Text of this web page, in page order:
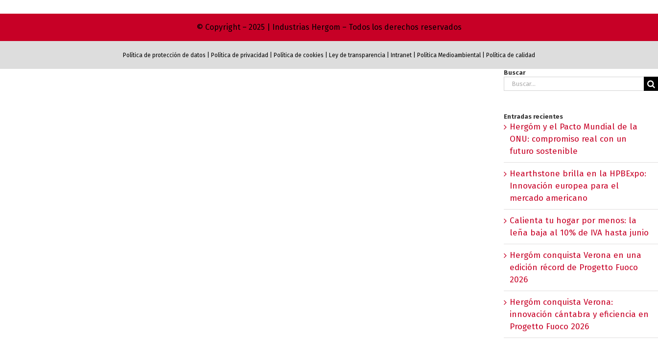
© Copyright – 2025 | Industrias Hergom – Todos los derechos reservados
Política de protección de datos Política de privacidad Política de cookies Ley de transparencia Intranet Política Medioambiental Política de calidad
Buscar
Buscar:
Entradas recientes
Hergóm y el Pacto Mundial de la
ONU: compromiso real con un
futuro sostenible
Hearthstone brilla en la HPBExpo:
Innovación europea para el
mercado americano
Calienta tu hogar por menos: la
leña baja al 10% de IVA hasta junio
Hergóm conquista Verona en una
edición récord de Progetto Fuoco
2026
Hergóm conquista Verona:
innovación cántabra y eficiencia en
Progetto Fuoco 2026